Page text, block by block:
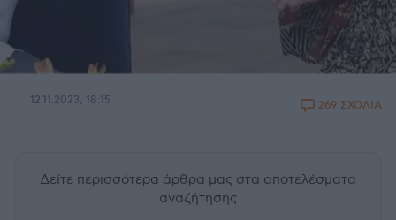
12.11.2023, 18:15 269 ΣΧΟΛΙΑ
Δείτε περισσότερα άρθρα μας στα αποτελέσματα
αναζήτησης